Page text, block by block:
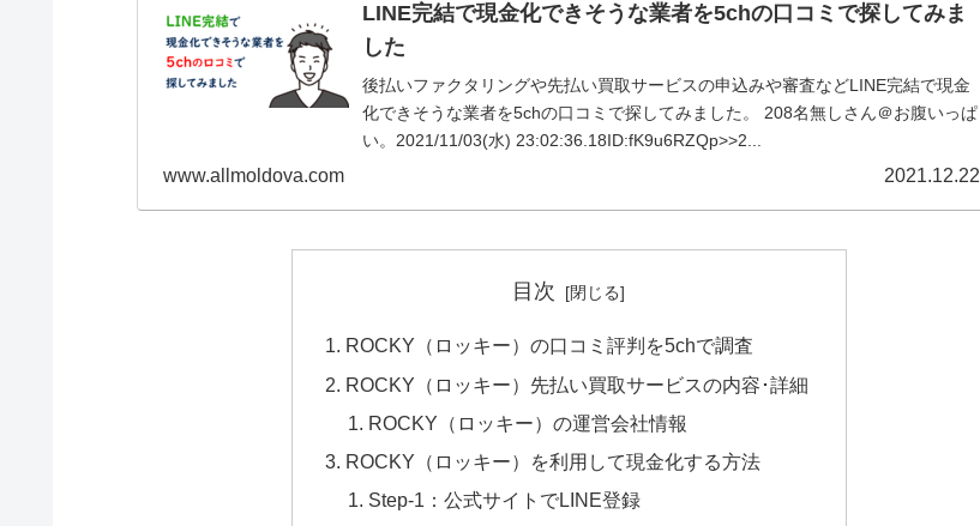
LINE完結で現金化できそうな業者を5chの口コミで探してみま
した
後払いファクタリングや先払い買取サービスの申込みや審査などLINE完結で現金
化できそうな業者を5chの口コミで探してみました。 208名無しさん＠お腹いっぱ
い。2021/11/03(水) 23:02:36.18ID:fK9u6RZQp>>2...
www.allmoldova.com 2021.12.22
目次
ROCKY（ロッキー）の口コミ評判を5chで調査
ROCKY（ロッキー）先払い買取サービスの内容･詳細
ROCKY（ロッキー）の運営会社情報
ROCKY（ロッキー）を利用して現金化する方法
Step-1：公式サイトでLINE登録